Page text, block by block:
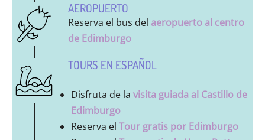
AEROPUERTO
Reserva el bus del aeropuerto al centro
de Edimburgo
TOURS EN ESPAÑOL
Disfruta de la visita guiada al Castillo de
Edimburgo
Reserva el Tour gratis por Edimburgo